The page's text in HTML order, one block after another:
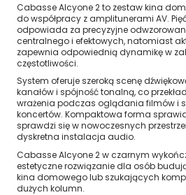
Cabasse Alcyone 2 to zestaw kina
do współpracy z amplitunerami AV.
odpowiada za precyzyjne
centralnego i efektowych, natomiast
zapewnia odpowiednią dynamikę w
częstotliwości.
System oferuje szeroką scenę
kanałów i spójność tonalną, co
wrażenia podczas oglądania filmów i
koncertów. Kompaktowa forma
sprawdzi się w nowoczesnych
dyskretna instalacja audio.
Cabasse Alcyone 2 w czarnym
estetyczne rozwiązanie dla osób
kina domowego lub szukających
dużych kolumn.